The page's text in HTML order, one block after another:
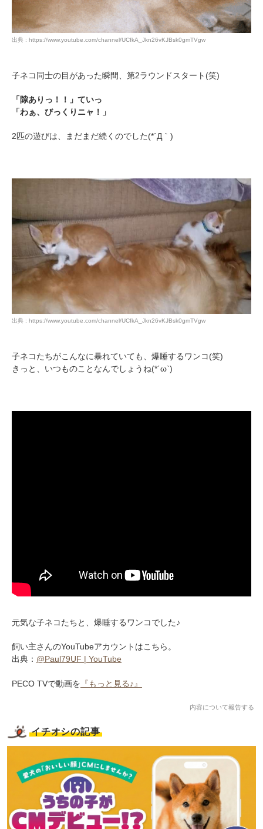
出典 : https://www.youtube.com/channel/UCfkA_Jkn26vKJBsk0gmTVgw
子ネコ同士の目があった瞬間、第2ラウンドスタート(笑)
「隙ありっ！！」ていっ
「わぁ、びっくりニャ！」
2匹の遊びは、まだまだ続くのでした(*´Д｀)
出典 : https://www.youtube.com/channel/UCfkA_Jkn26vKJBsk0gmTVgw
子ネコたちがこんなに暴れていても、爆睡するワンコ(笑)
きっと、いつものことなんでしょうね(*´ω`)
元気な子ネコたちと、爆睡するワンコでした♪
飼い主さんのYouTubeアカウントはこちら。
出典： @Paul79UF | YouTube
PECO TVで動画を 『もっと見る♪』
内容について報告する
イチオシの記事
pecodogs
pecocats
アプリをダウンロードする